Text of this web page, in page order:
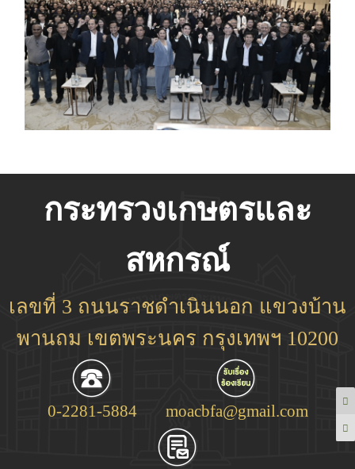
กระทรวงเกษตรและ
สหกรณ์
เลขที่ 3 ถนนราชดำเนินนอก แขวงบ้าน
พานถม เขตพระนคร กรุงเทพฯ 10200
0-2281-5884 moacbfa@gmail.com